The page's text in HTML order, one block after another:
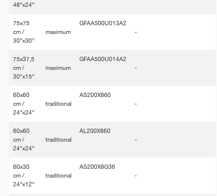
48"x24"
75x75
cm /
30"x30"
maximum
GFAA500U013A2
-
75x37,5
cm /
30"x15"
maximum
GFAA500U014A2
-
60x60
cm /
24"x24"
traditional
AS200X860
-
60x60
cm /
24"x24"
traditional
AL200X860
-
60x30
cm /
24"x12"
traditional
AS200X8G36
-